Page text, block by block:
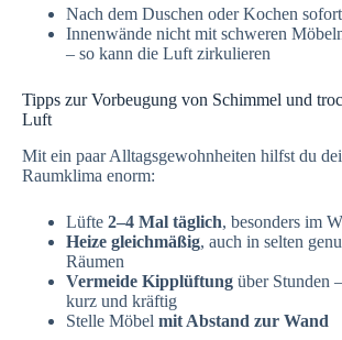
Nach dem Duschen oder Kochen
Innenwände nicht mit schweren
– so kann die Luft zirkulieren
Tipps zur Vorbeugung von Schimmel und
Luft
Mit ein paar Alltagsgewohnheiten hilfst du
Raumklima enorm:
Lüfte 2–4 Mal täglich, besonders im
Heize gleichmäßig, auch in selten
Räumen
Vermeide Kipplüftung über Stunden
kurz und kräftig
Stelle Möbel mit Abstand zur Wand